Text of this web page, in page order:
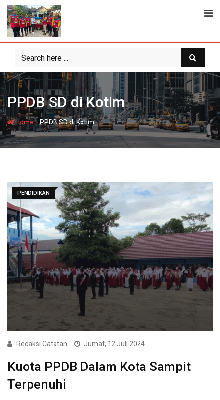
Skip
content
PPDB SD di Kotim
Home-PPDB SD di Kotim
PENDIDIKAN
Redaksi Catatan Jumat, 12 Juli 2024
Kuota PPDB Dalam Kota Sampit
Terpenuhi